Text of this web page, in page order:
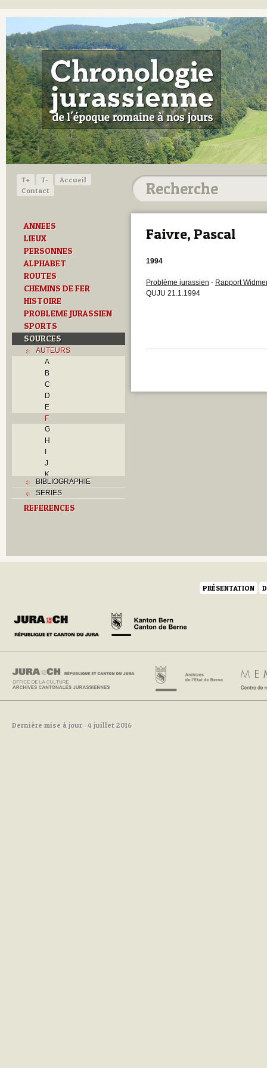
T+ T-
Accueil
Contact
ANNEES
LIEUX
PERSONNES
ALPHABET
ROUTES
CHEMINS DE FER
HISTOIRE
PROBLEME JURASSIEN
SPORTS
SOURCES
AUTEURS
A
B
C
D
E
F
G
H
I
J
K
L
M
N
S
Y
Z
BIBLIOGRAPHIE
SERIES
REFERENCES
Faivre, Pascal
1994
Problème jurassien - Rapport
QUJU 21.1.1994
PRÉSENTATION
Dernière mise à jour : 4 juillet 2016